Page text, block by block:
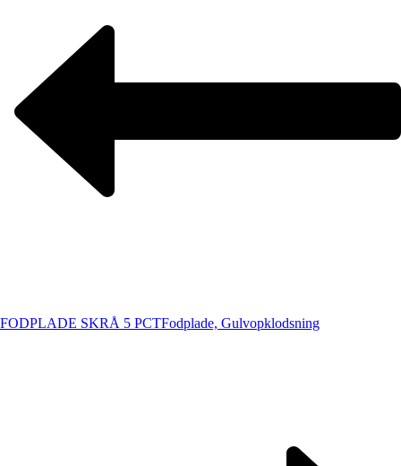
FODPLADE SKRÅ 5 PCTFodplade, Gulvopklodsning